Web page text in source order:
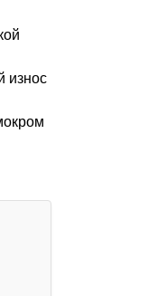
износ